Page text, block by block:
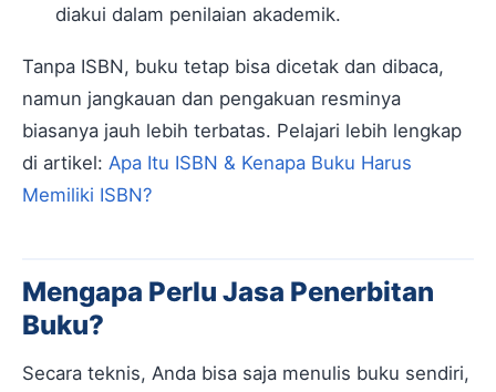
diakui dalam penilaian akademik.
Tanpa ISBN, buku tetap bisa dicetak dan dibaca,
namun jangkauan dan pengakuan resminya
biasanya jauh lebih terbatas. Pelajari lebih lengkap
di artikel: Apa Itu ISBN & Kenapa Buku Harus
Memiliki ISBN?
Mengapa Perlu Jasa Penerbitan
Buku?
Secara teknis, Anda bisa saja menulis buku sendiri,